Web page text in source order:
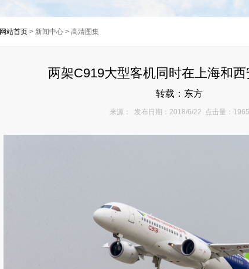
网站首页 > 新闻中心 > 高清图集
两架C919大型客机同时在上海和
转载：东方
来源： 发布日期：2018/6/22 点击量：1965